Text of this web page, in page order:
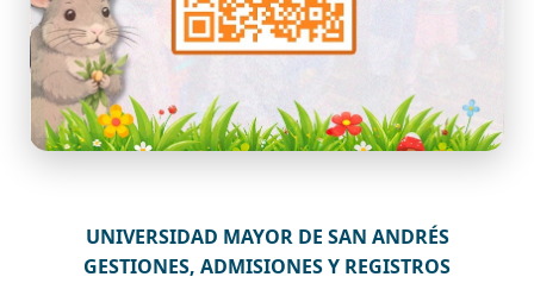
UNIVERSIDAD MAYOR DE SAN ANDRÉS
GESTIONES, ADMISIONES Y REGISTROS